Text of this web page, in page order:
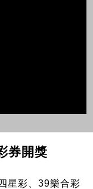
券開獎
星彩、39樂合彩